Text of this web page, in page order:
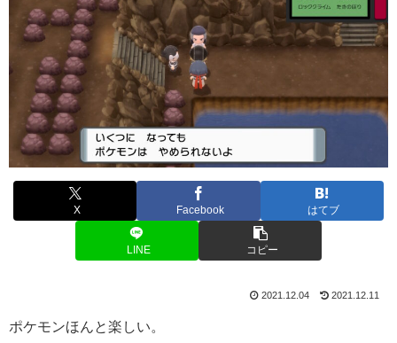
X Facebook はてブ
LINE コピー
2021.12.04 2021.12.11
ポケモンほんと楽しい。